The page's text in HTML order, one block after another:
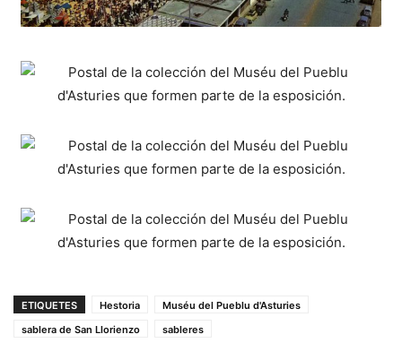
ETIQUETES Hestoria
Muséu del Pueblu d'Asturies
sablera de San Llorienzo
sableres